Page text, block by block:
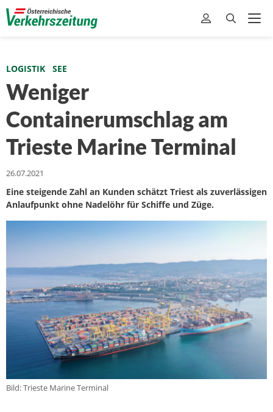
LOGISTIK SEE
Weniger
Containerumschlag am
Trieste Marine Terminal
26.07.2021
Eine steigende Zahl an Kunden schätzt Triest als zuverlässigen
Anlaufpunkt ohne Nadelöhr für Schiffe und Züge.
Bild: Trieste Marine Terminal